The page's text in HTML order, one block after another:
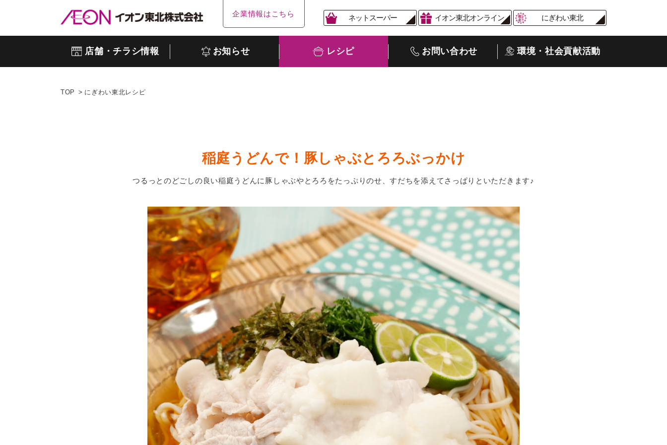
企業情報はこちら ネットスーパー イオン東北オンライン にぎわい東北
店舗・チラシ情報 お知らせ レシピ お問い合わせ 環境・社会貢献活動
TOP にぎわい東北レシピ
稲庭うどんで！豚しゃぶとろろぶっかけ
つるっとのどごしの良い稲庭うどんに豚しゃぶやとろろをたっぷりのせ、すだちを添えてさっぱりといただきます♪